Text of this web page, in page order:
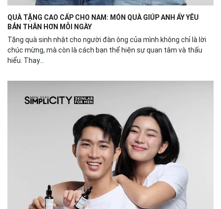
QUÀ TẶNG CAO CẤP CHO NAM: MÓN QUÀ GIÚP ANH ẤY YÊU
BẢN THÂN HƠN MỖI NGÀY
Tặng quà sinh nhật cho người đàn ông của mình không chỉ là lời
chúc mừng, mà còn là cách bạn thể hiện sự quan tâm và thấu
hiểu. Thay...